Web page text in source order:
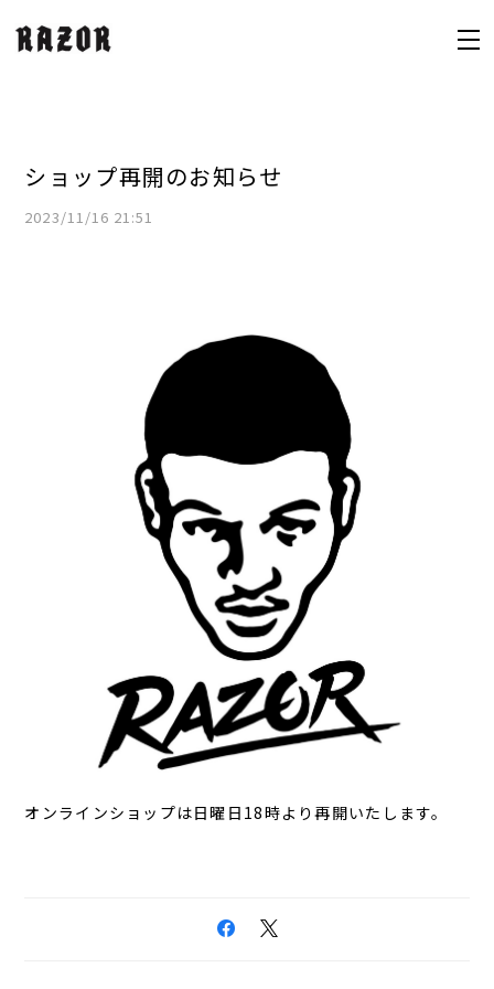
ショップ再開のお知らせ
2023/11/16 21:51
オンラインショップは日曜日18時より再開いたします。